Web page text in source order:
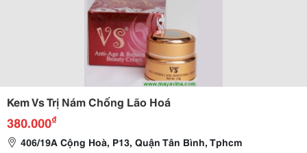
Kem Vs Trị Nám Chống Lão Hoá
380.000₫
406/19A Cộng Hoà, P13, Quận Tân Bình, Tphcm